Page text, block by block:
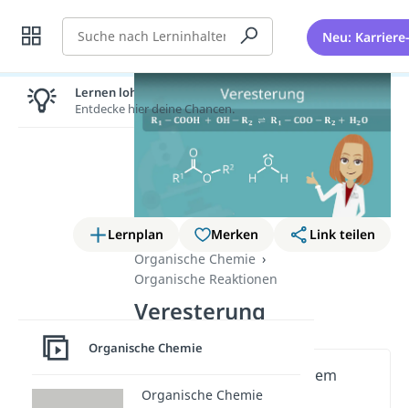
Suche Neu:
Lernplan Merken
Link teilen
Organische Chemie
Organische Reaktionen
Veresterung
Wichtige Inhalte in diesem
Video
Lernen lohnt sich!
Entdecke hier deine Chancen.
Organische Chemie
Organische Chemie